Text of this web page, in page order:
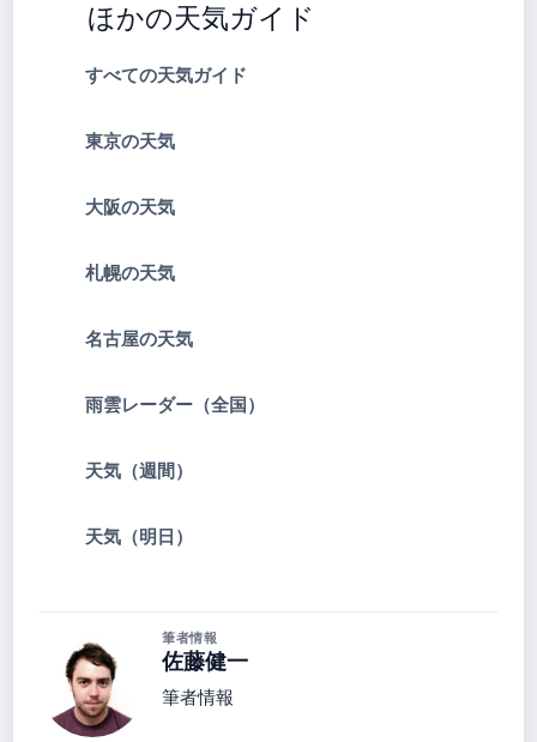
ほかの天気ガイド
すべての天気ガイド
東京の天気
大阪の天気
札幌の天気
名古屋の天気
雨雲レーダー（全国）
天気（週間）
天気（明日）
筆者情報
佐藤健一
筆者情報